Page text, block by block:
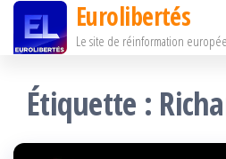
Passer
contenu
Eurolibertés
Le site de réinformation
Étiquette :